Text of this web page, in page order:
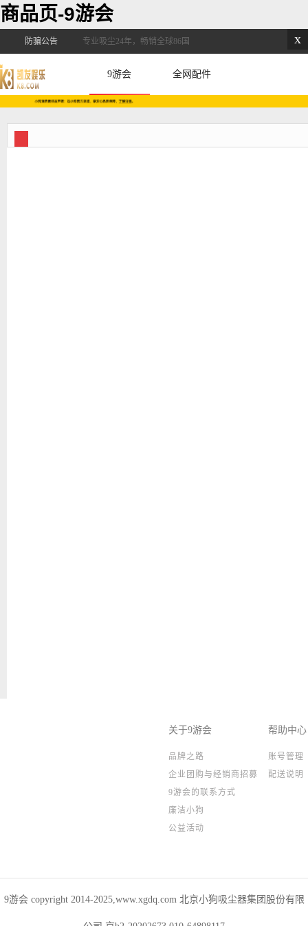
商品页-9游会
x
防骗公告 专业吸尘24年，畅销全球86国
9游会 全网配件
关于9游会
品牌之路
企业团购与经销商招募
9游会的联系方式
廉洁小狗
公益活动
帮助中心
账号管理
配送说明
9游会 copyright 2014-2025,www.xgdq.com 北京小狗吸尘器集团股份有限